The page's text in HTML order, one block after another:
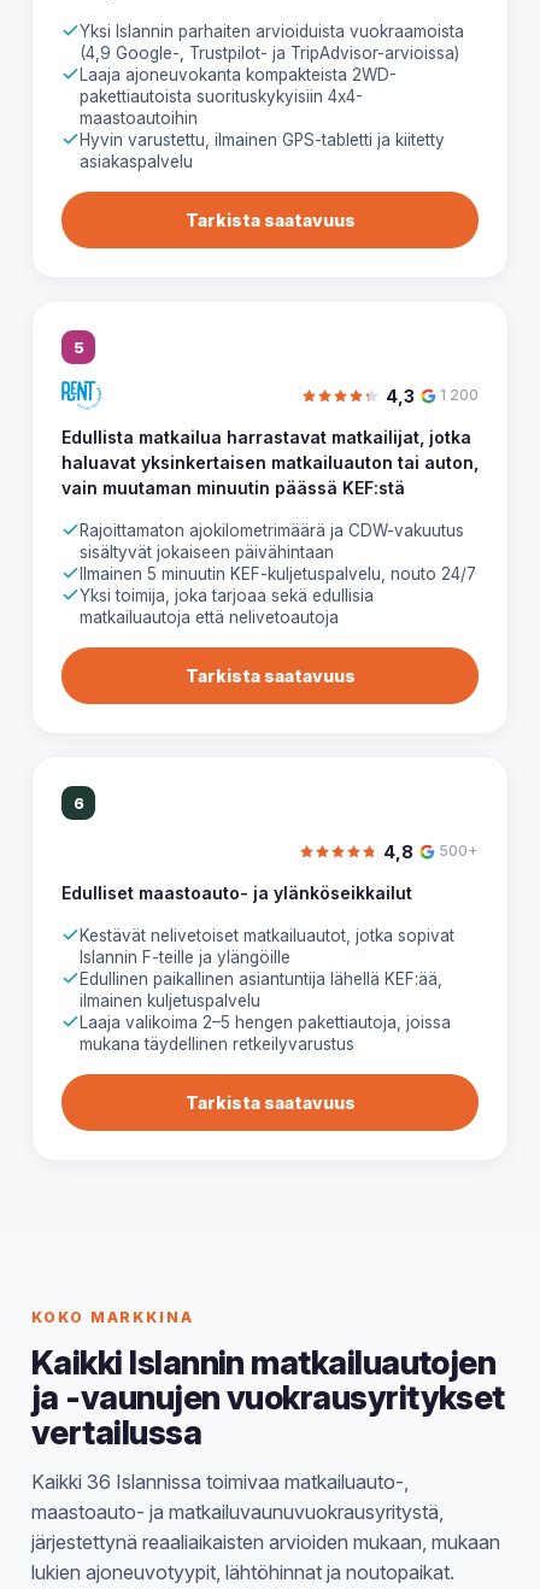
Yksi Islannin parhaiten arvioiduista vuokraamoista
(4,9 Google-, Trustpilot- ja TripAdvisor-arvioissa)
Laaja ajoneuvokanta kompakteista 2WD-
pakettiautoista suorituskykyisiin 4x4-
maastoautoihin
Hyvin varustettu, ilmainen GPS-tabletti ja kiitetty
asiakaspalvelu
Tarkista saatavuus
5
4,3 1 200
Edullista matkailua harrastavat matkailijat, jotka
haluavat yksinkertaisen matkailuauton tai auton,
vain muutaman minuutin päässä KEF:stä
Rajoittamaton ajokilometrimäärä ja CDW-vakuutus
sisältyvät jokaiseen päivähintaan
Ilmainen 5 minuutin KEF-kuljetuspalvelu, nouto 24/7
Yksi toimija, joka tarjoaa sekä edullisia
matkailuautoja että nelivetoautoja
Tarkista saatavuus
6
4,8 500+
Edulliset maastoauto- ja ylänköseikkailut
Kestävät nelivetoiset matkailuautot, jotka sopivat
Islannin F-teille ja ylängöille
Edullinen paikallinen asiantuntija lähellä KEF:ää,
ilmainen kuljetuspalvelu
Laaja valikoima 2–5 hengen pakettiautoja, joissa
mukana täydellinen retkeilyvarustus
Tarkista saatavuus
KOKO MARKKINA
Kaikki Islannin matkailuautojen
ja -vaunujen vuokrausyritykset
vertailussa
Kaikki 36 Islannissa toimivaa matkailuauto-,
maastoauto- ja matkailuvaunuvuokrausyritystä,
järjestettynä reaaliaikaisten arvioiden mukaan, mukaan
lukien ajoneuvotyypit, lähtöhinnat ja noutopaikat.